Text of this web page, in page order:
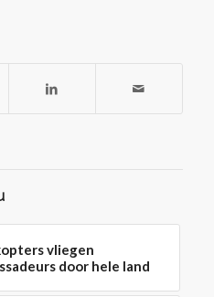
vliegen
door hele land